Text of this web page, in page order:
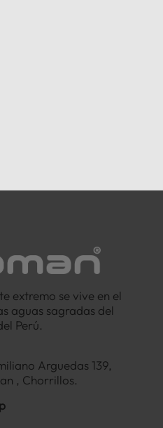
extremo se vive en el
aguas sagradas del
Perú.
Arguedas 139,
, Chorrillos.